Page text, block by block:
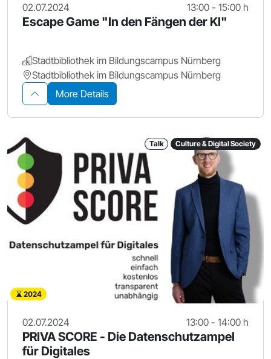
02.07.2024 13:00 - 15:00 h
Escape Game "In den Fängen der KI"
Stadtbibliothek im Bildungscampus Nürnberg
Stadtbibliothek im Bildungscampus Nürnberg
More Details
Talk Culture & Digital Society
2024
02.07.2024 13:00 - 14:00 h
PRIVA SCORE - Die Datenschutzampel
für Digitales